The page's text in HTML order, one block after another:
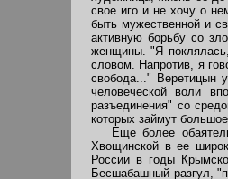
свое иго и не хочу о
быть мужественной и
активную борьбу со
женщины. "Я
словом. Напротив, я
свобода..." Веретицын
человеческой воли
разъединения" со
которых займут
Еще более
Хвощинской в ее
России в годы
Бесшабашный разгул,